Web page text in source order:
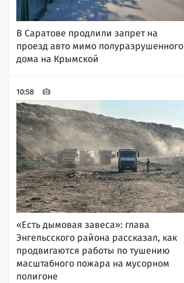
В Саратове продлили запрет на
проезд авто мимо полуразрушенного
дома на Крымской
10:58
«Есть дымовая завеса»: глава
Энгельсского района рассказал, как
продвигаются работы по тушению
масштабного пожара на мусорном
полигоне